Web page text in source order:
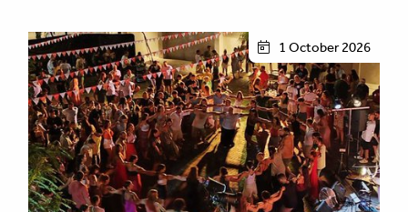
1 October 2026